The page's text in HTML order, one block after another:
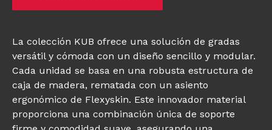
La colección KUB ofrece una solución de gradas
versátil y cómoda con un diseño sencillo y modular.
Cada unidad se basa en una robusta estructura de
caja de madera, rematada con un asiento
ergonómico de Flexyskin. Este innovador material
proporciona una combinación única de soporte